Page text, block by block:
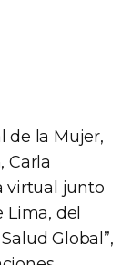
de la Mujer,
Carla
virtual junto
Lima, del
Global”,